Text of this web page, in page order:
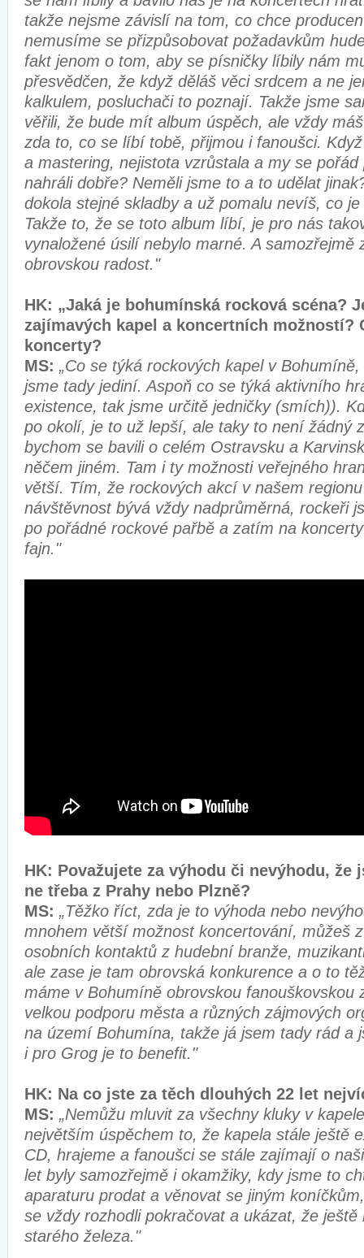
takže nejsme závislí na tom, co chce
nemusíme se přizpůsobovat požadavkům
fakt jenom o tom, aby se písničky líbily nám
přesvědčen, že když děláš věci srdcem a ne
kalkulem, posluchači to poznají. Takže jsme
věřili, že bude mít album úspěch, ale vždy
zda to, co se líbí tobě, přijmou i fanoušci.
a mastering, nejistota vzrůstala a my se pořád
nahráli dobře? Neměli jsme to a to udělat
dokola stejné skladby a už pomalu nevíš, co
Takže to, že se toto album líbí, je pro nás
vynaložené úsilí nebylo marné. A samozřejmě
obrovskou radost."
HK: „Jaká je bohumínská rocková scéna?
zajímavých kapel a koncertních možností?
koncerty?
MS: „Co se týká rockových kapel v
jsme tady jediní. Aspoň co se týká aktivního
existence, tak jsme určitě jedničky (smích)).
po okolí, je to už lepší, ale taky to není žádný
bychom se bavili o celém Ostravsku a
něčem jiném. Tam i ty možnosti veřejného
větší. Tím, že rockových akcí v našem
návštěvnost bývá vždy nadprůměrná, rockeři
po pořádné rockové pařbě a zatím na
fajn."
HK: Považujete za výhodu či nevýhodu, že
ne třeba z Prahy nebo Plzně?
MS: „Těžko říct, zda je to výhoda nebo
mnohem větší možnost koncertování, můžeš
osobních kontaktů z hudební branže,
ale zase je tam obrovská konkurence a o to
máme v Bohumíně obrovskou fanouškovskou
velkou podporu města a různých zájmových
na území Bohumína, takže já jsem tady rád a
i pro Grog je to benefit."
HK: Na co jste za těch dlouhých 22 let
MS: „Nemůžu mluvit za všechny kluky v
největším úspěchem to, že kapela stále ještě
CD, hrajeme a fanoušci se stále zajímají o
let byly samozřejmě i okamžiky, kdy jsme to
aparaturu prodat a věnovat se jiným
se vždy rozhodli pokračovat a ukázat, že
starého železa."